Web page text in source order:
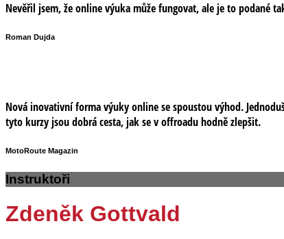
Nevěřil jsem, že online výuka může fungovat, ale je to podané
Roman Dujda
Nová inovativní forma výuky online se spoustou výhod.
tyto kurzy jsou dobrá cesta, jak se v offroadu hodně zlepšit.
MotoRoute Magazin
Instruktoři
Zdeněk Gottvald